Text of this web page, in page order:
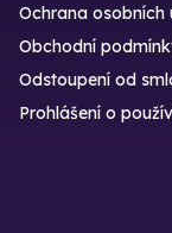
Ochrana osobních
Obchodní
Odstoupení od
Prohlášení o